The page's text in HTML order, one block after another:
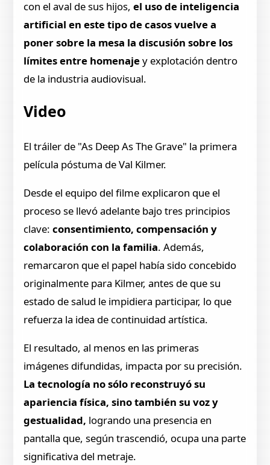
con el aval de sus hijos, el uso de inteligencia
artificial en este tipo de casos vuelve a
poner sobre la mesa la discusión sobre los
límites entre homenajey explotación dentro
de la industria audiovisual.
Video
El tráiler de "As Deep As The Grave" la primera
película póstuma de Val Kilmer.
Desde el equipo del filme explicaron que el
proceso se llevó adelante bajo tres principios
clave:consentimiento, compensación y
colaboración con la familia. Además,
remarcaron que el papel había sido concebido
originalmente para Kilmer, antes de que su
estado de salud le impidiera participar, lo que
refuerza la idea de continuidad artística.
El resultado, al menos en las primeras
imágenes difundidas, impacta por su precisión.
La tecnología no sólo reconstruyó su
apariencia física, sino también su voz y
gestualidad, logrando una presencia en
pantalla que, según trascendió, ocupa una parte
significativa del metraje.